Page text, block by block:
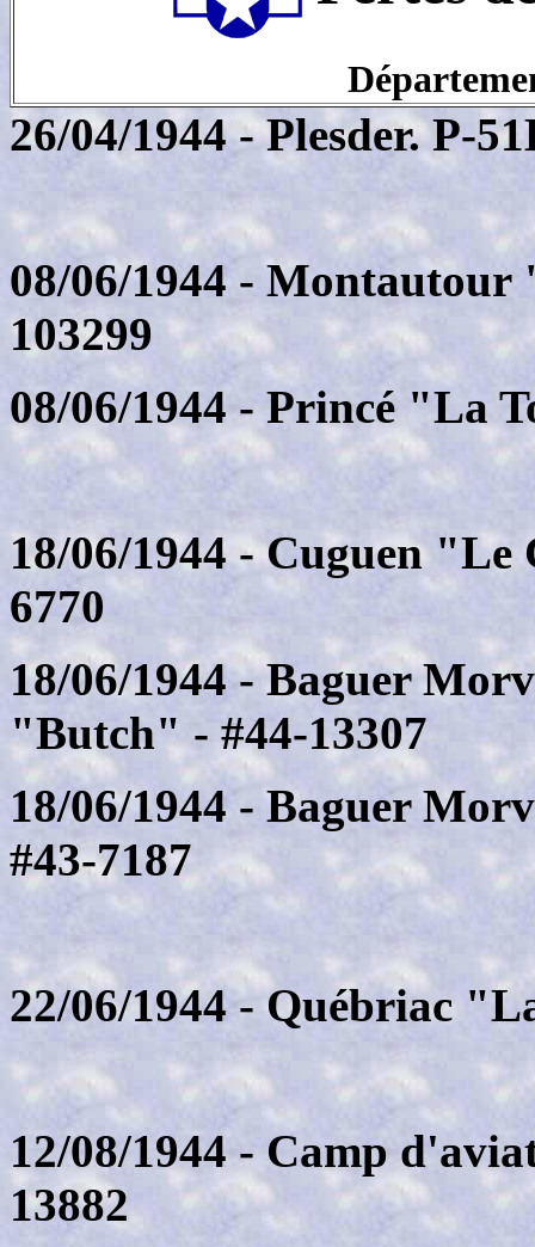
26/04/1944 - Plesder. P-
08/06/1944 -
103299
08/06/1944 - Princé "La
18/06/1944 - Cuguen
6770
18/06/1944 - Baguer
"Butch" - #44-13307
18/06/1944 - Baguer
#43-7187
22/06/1944 - Québriac
12/08/1944 - Camp
13882